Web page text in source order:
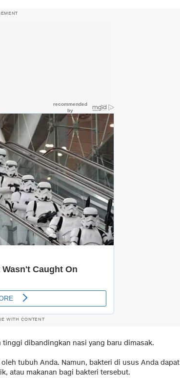
WITH CONTENT
dibandingkan nasi yang baru dimasak.
tubuh Anda. Namun, bakteri di usus Anda dapat
atau makanan bagi bakteri tersebut.